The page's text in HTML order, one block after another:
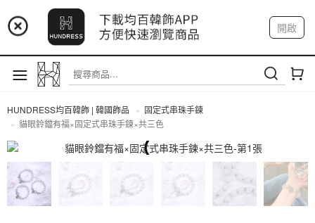
📢 市集預告：9/4-9/6 淡水捷運站
📢 市集預告：9/12-9/13 八里海巡基地
📢 市集預告：8/22-8/23 桃園青埔置地廣場
開啟
註冊 我的帳戶
HUNDRESS均百韓飾 | 韓國飾品
固定式串珠手鍊
貓眼鈴鐺有福×固定式串珠手鍊×共三色
固定式串珠手鍊